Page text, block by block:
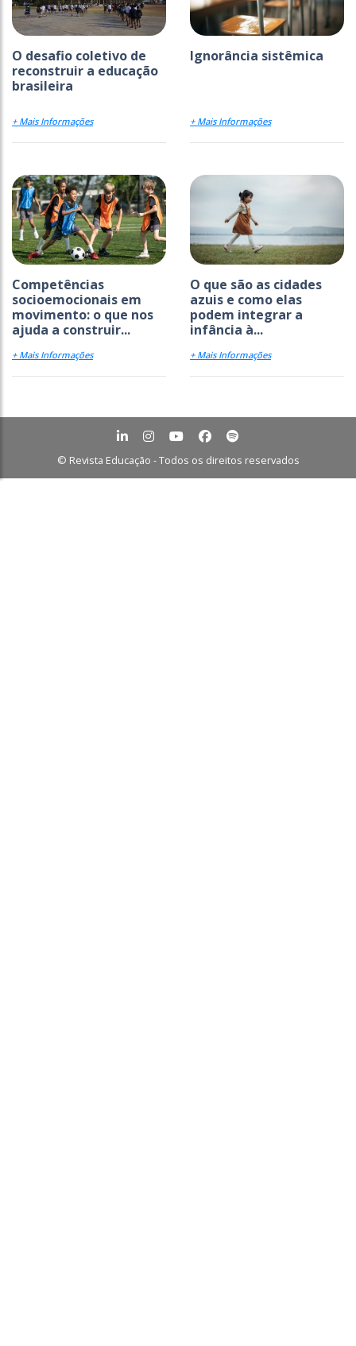
O desafio coletivo de
reconstruir a educação
brasileira
+ Mais Informações
Ignorância sistêmica
+ Mais Informações
Competências
socioemocionais em
movimento: o que nos
ajuda a construir...
+ Mais Informações
O que são as cidades
azuis e como elas
podem integrar a
infância à...
+ Mais Informações
© Revista Educação - Todos os direitos reservados